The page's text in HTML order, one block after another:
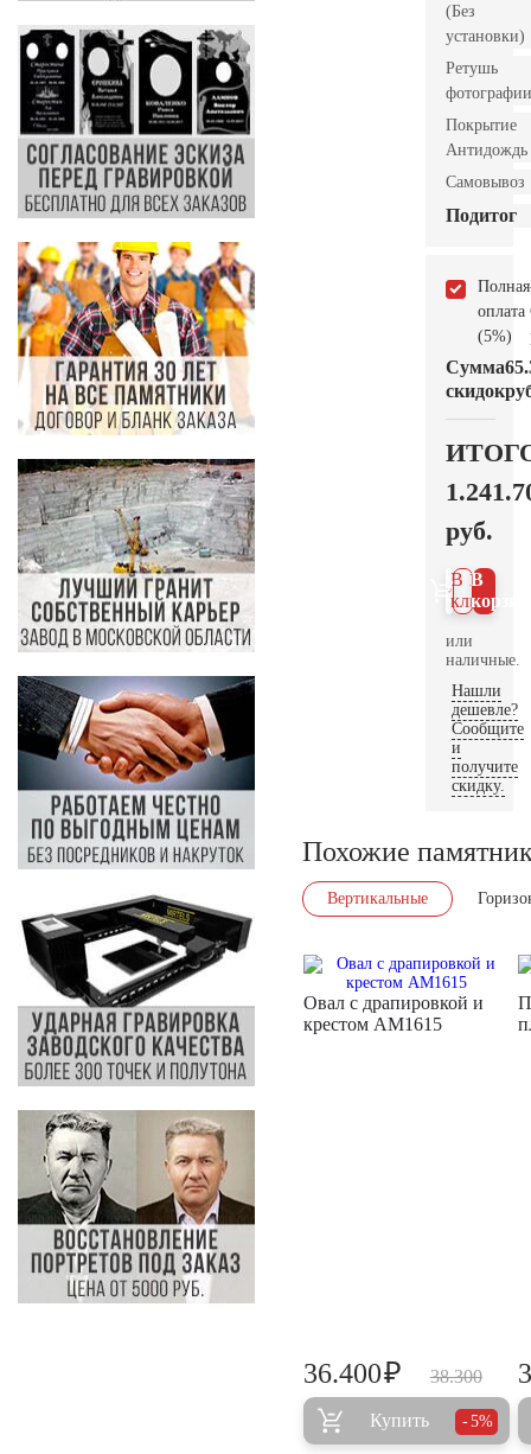
(Без
установки)
Ретушь
фотографии
Покрытие
Антидождь
Самовывоз
Подитог
Полная
оплата
(5%)
Сумма
скидок
руб.
В
В 1
клик
или
наличные.
Нашли
дешевле?
Сообщите
и
получите
скидку.
Похожие
Вертикальные
Овал с драпировкой и
крестом AM1615
38.300
36.400₽
Купить 5%